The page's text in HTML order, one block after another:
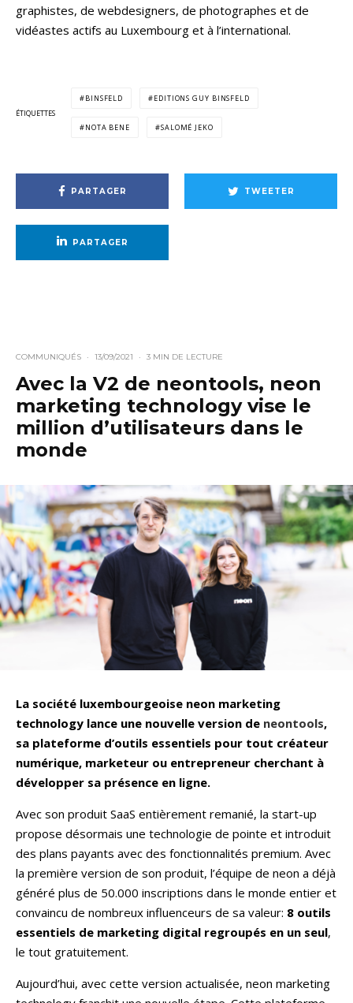
graphistes, de webdesigners, de photographes et de
vidéastes actifs au Luxembourg et à l’international.
ÉTIQUETTES
BINSFELD EDITIONS GUY BINSFELD
NOTA BENE SALOMÉ JEKO
PARTAGER TWEETER
PARTAGER
COMMUNIQUÉS · 13/09/2021 · 3 MIN DE LECTURE
Avec la V2 de neontools, neon
marketing technology vise le
million d’utilisateurs dans le
monde
La société luxembourgeoise neon marketing
technology lance une nouvelle version de neontools,
sa plateforme d’outils essentiels pour tout créateur
numérique, marketeur ou entrepreneur cherchant à
développer sa présence en ligne.
Avec son produit SaaS entièrement remanié, la start-up
propose désormais une technologie de pointe et introduit
des plans payants avec des fonctionnalités premium. Avec
la première version de son produit, l’équipe de neon a déjà
généré plus de 50.000 inscriptions dans le monde entier et
convaincu de nombreux influenceurs de sa valeur: 8 outils
essentiels de marketing digital regroupés en un seul,
le tout gratuitement.
Aujourd’hui, avec cette version actualisée, neon marketing